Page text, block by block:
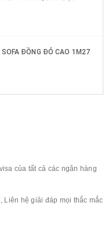
SOFA ĐỒNG ĐỎ CAO 1M27
của tất cả các ngân hàng
Liên hệ giải đáp mọi thắc mắc